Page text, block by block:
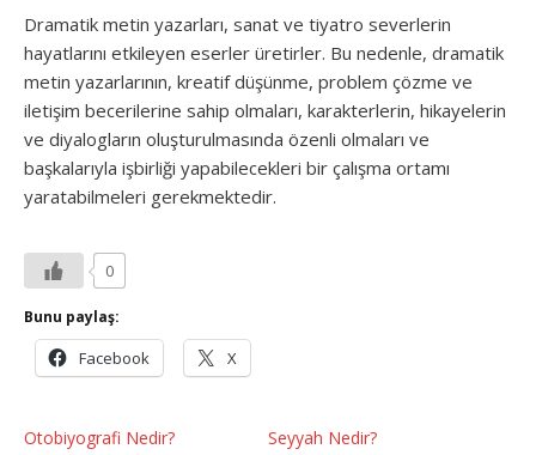
Dramatik metin yazarları, sanat ve tiyatro severlerin
hayatlarını etkileyen eserler üretirler. Bu nedenle, dramatik
metin yazarlarının, kreatif düşünme, problem çözme ve
iletişim becerilerine sahip olmaları, karakterlerin, hikayelerin
ve diyalogların oluşturulmasında özenli olmaları ve
başkalarıyla işbirliği yapabilecekleri bir çalışma ortamı
yaratabilmeleri gerekmektedir.
0
Bunu paylaş:
Facebook X
Otobiyografi Nedir? Seyyah Nedir?